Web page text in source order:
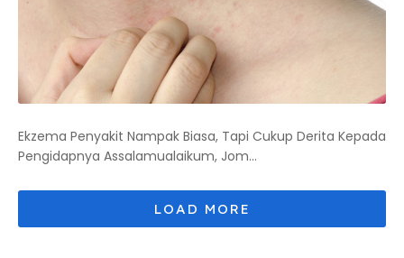
Ekzema Penyakit Nampak Biasa, Tapi Cukup Derita Kepada
Pengidapnya Assalamualaikum, Jom...